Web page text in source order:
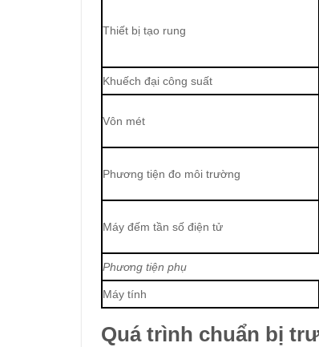
Thiết bị tạo rung
Khuếch đại công suất
Vôn mét
Phương tiện đo môi trường
Máy đếm tần số điện tử
Phương tiện phụ
Máy tính
Quá trình chuẩn bị